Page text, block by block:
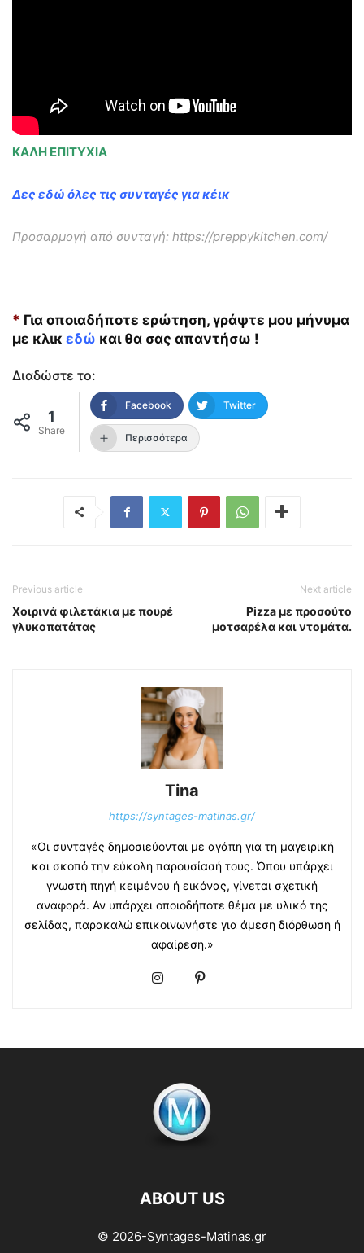
ΚΑΛΗ ΕΠΙΤΥΧΙΑ
Δες εδώ όλες τις συνταγές για κέικ
Προσαρμογή από συνταγή: https://preppykitchen.com/
* Για οποιαδήποτε ερώτηση, γράψτε μου μήνυμα
με κλικ εδώ και θα σας απαντήσω !
Διαδώστε το:
1
Share
Facebook Twitter
Περισσότερα
Previous article
Χοιρινά φιλετάκια με πουρέ
γλυκοπατάτας
Next article
Pizza με προσούτο
μοτσαρέλα και ντομάτα.
Tina
https://syntages-matinas.gr/
«Οι συνταγές δημοσιεύονται με αγάπη για τη μαγειρική
και σκοπό την εύκολη παρουσίασή τους. Όπου υπάρχει
γνωστή πηγή κειμένου ή εικόνας, γίνεται σχετική
αναφορά. Αν υπάρχει οποιοδήποτε θέμα με υλικό της
σελίδας, παρακαλώ επικοινωνήστε για άμεση διόρθωση ή
αφαίρεση.»
ABOUT US
© 2026-Syntages-Matinas.gr